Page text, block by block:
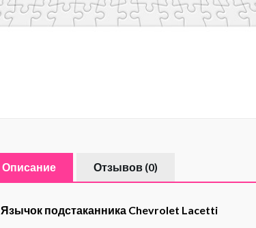
Описание Отзывов (0)
Язычок подстаканника Chevrolet Lacetti